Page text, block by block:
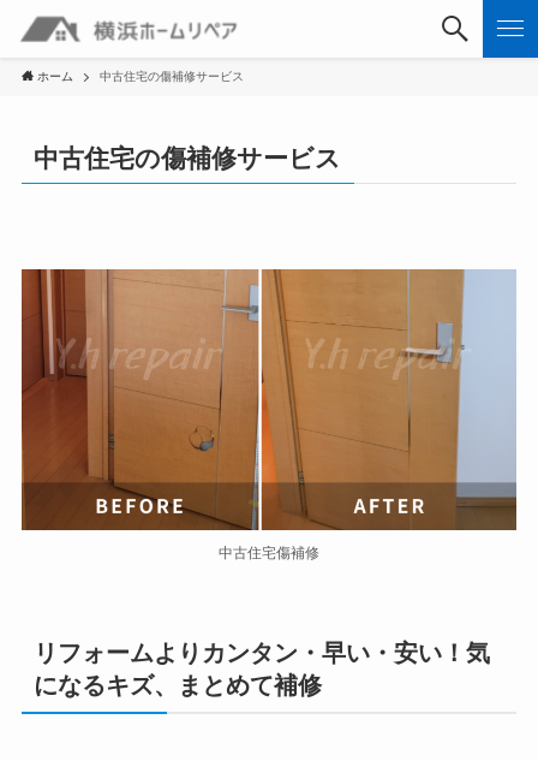
ホーム 中古住宅の傷補修サービス
中古住宅の傷補修サービス
中古住宅傷補修
リフォームよりカンタン・早い・安い！気
になるキズ、まとめて補修